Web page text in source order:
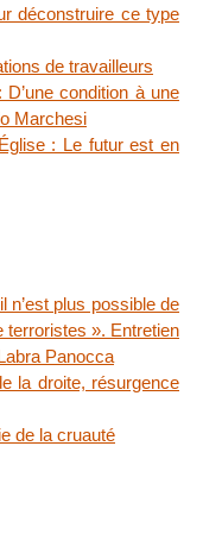
déconstruire ce type
de travailleurs
condition à une
Marchesi
: Le futur est en
n’est plus possible de
terroristes ». Entretien
Panocca
la droite, résurgence
de la cruauté